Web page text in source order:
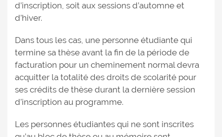
d’inscription, soit aux sessions d’automne et
d’hiver.
Dans tous les cas, une personne étudiante qui
termine sa thèse avant la fin de la période de
facturation pour un cheminement normal devra
acquitter la totalité des droits de scolarité pour
ses crédits de thèse durant la dernière session
d’inscription au programme.
Les personnes étudiantes qui ne sont inscrites